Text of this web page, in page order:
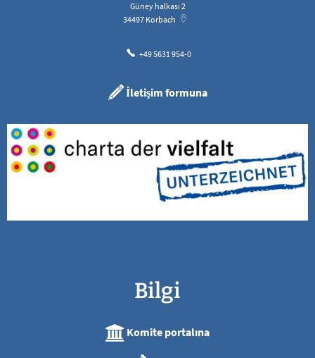
Güney halkası 2
34497 Korbach
+49 5631 954-0
İletişim formuna
Bilgi
Komite portalına